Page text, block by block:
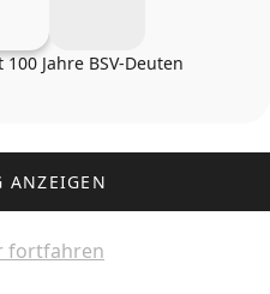
Jahre BSV-Deuten
ANZEIGEN
fortfahren